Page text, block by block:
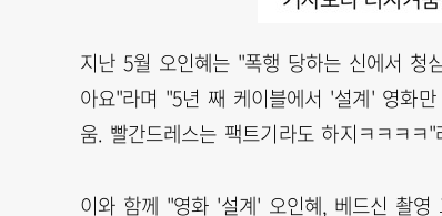
지난 5월 오인혜는 "폭행 당하는 신에서 청
아요"라며 "5년 째 케이블에서 '설계' 영화
움. 빨간드레스는 팩트기라도 하지ㅋㅋㅋㅋ
이와 함께 "영화 '설계' 오인혜, 베드신 촬